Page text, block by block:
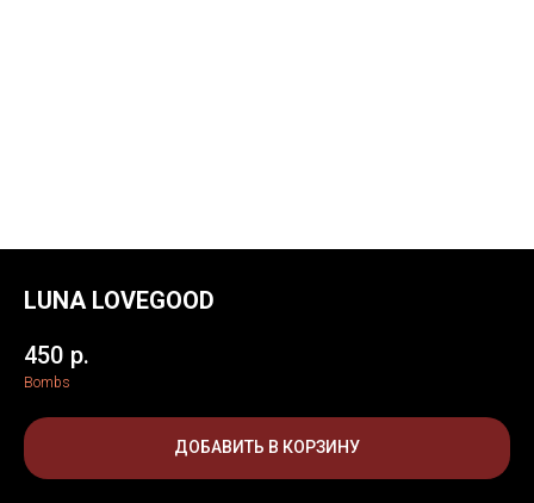
LUNA LOVEGOOD
450 р.
Bombs
ДОБАВИТЬ В КОРЗИНУ